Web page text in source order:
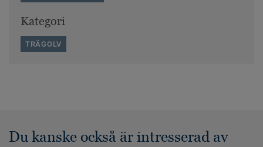
Kategori
TRÄGOLV
Du kanske också är intresserad av